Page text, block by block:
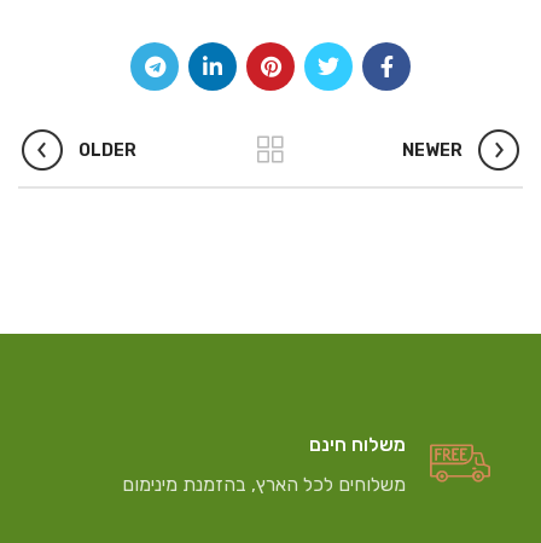
NEWER
OLDER
משלוח חינם
משלוחים לכל הארץ, בהזמנת מינימום